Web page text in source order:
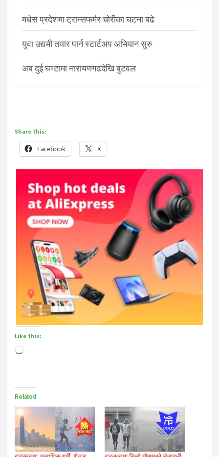
मधेस प्रदेशमा ट्रान्सफर्मर चोरीका घटना बढे
युवा उद्यमी तयार पार्न स्टार्टअप अभियान सुरु
अब दुई घण्टामा नारायणगढदेखि बुटवल
Share this:
Facebook X
Like this:
Loading…
Related